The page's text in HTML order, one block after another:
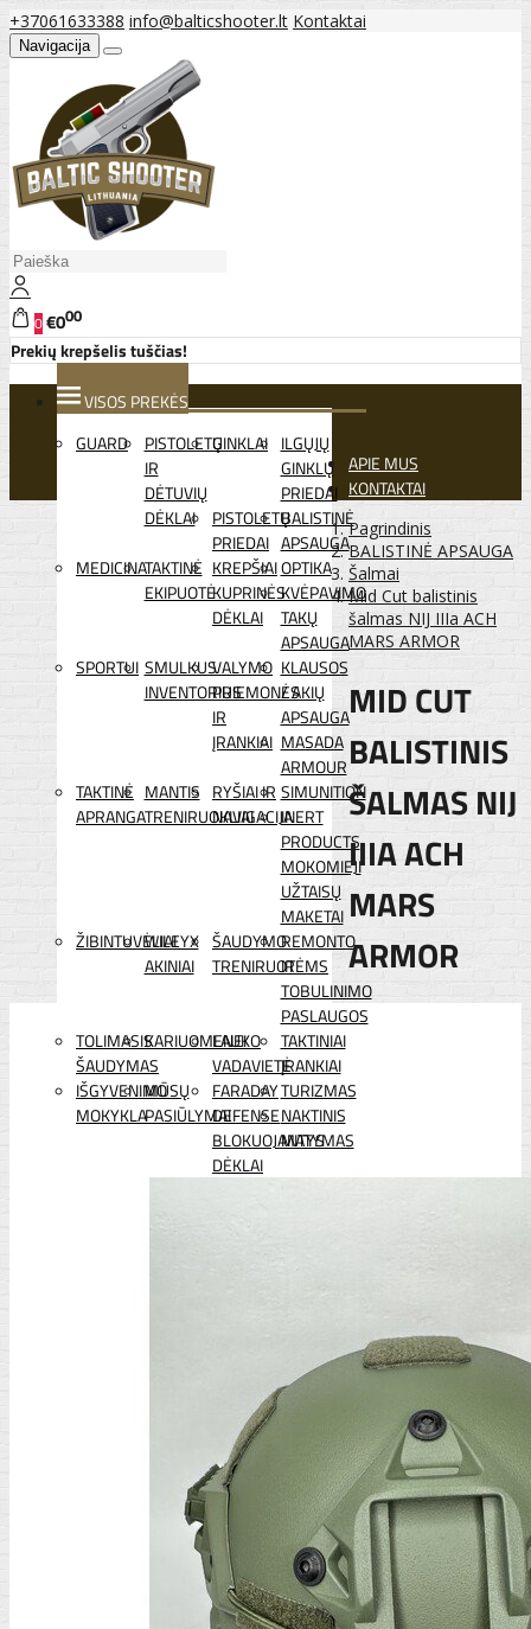
+37061633388 info@balticshooter.lt Kontaktai
Navigacija
0€000
Prekių krepšelis tuščias!
VISOS PREKĖS
GUARD
PISTOLETŲ
IR
DĖTUVIŲ
DĖKLAI
GINKLAI ILGŲJŲ
GINKLŲ
PRIEDAI
PISTOLETŲ
PRIEDAI
BALISTINĖ
APSAUGA
MEDICINATAKTINĖ
EKIPUOTĖ
KREPŠIAI
KUPRINĖS
DĖKLAI
OPTIKA
KVĖPAVIMO
TAKŲ
APSAUGA
SPORTUI SMULKUS
INVENTORIUS
VALYMO
PRIEMONĖS
IR
ĮRANKIAI
KLAUSOS
/ AKIŲ
APSAUGA
MASADA
ARMOUR
TAKTINĖ
APRANGA
MANTIS
TRENIRUOKLIAI
RYŠIAI IR
NAVIGACIJA
SIMUNITION
INERT
PRODUCTS
MOKOMIEJI
UŽTAISŲ
MAKETAI
ŽIBINTUVĖLIAI
WILEYX
AKINIAI
ŠAUDYMO
TRENIRUOTĖMS
REMONTO
IR
TOBULINIMO
PASLAUGOS
TOLIMASIS
ŠAUDYMAS
KARIUOMENEI
LAUKO
VADAVIETĖ
TAKTINIAI
ĮRANKIAI
IŠGYVENIMO
MOKYKLA
MŪSŲ
PASIŪLYMAI
FARADAY
DEFENSE
BLOKUOJANTYS
DĖKLAI
TURIZMAS
NAKTINIS
MATYMAS
APIE MUS
KONTAKTAI
Pagrindinis
BALISTINĖ APSAUGA
Šalmai
Mid Cut balistinis
šalmas NIJ IIIa ACH
MARS ARMOR
MID CUT
BALISTINIS
ŠALMAS NIJ
IIIA ACH
MARS
ARMOR